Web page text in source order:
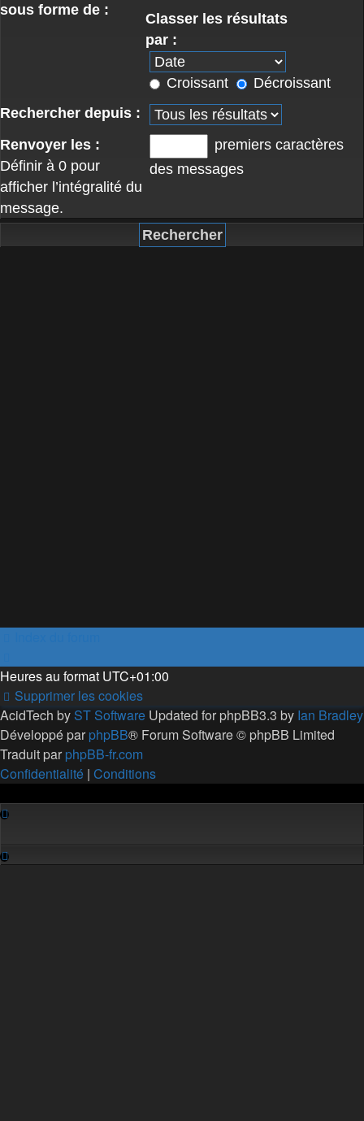
sous forme de :
Classer les résultats
par :
Croissant
Décroissant
Rechercher depuis :
Renvoyer les :
Définir à 0 pour
afficher l’intégralité du
message.
premiers caractères
des messages
Heures au format UTC+01:00
Supprimer les cookies
AcidTech by ST Software Updated for phpBB3.3 by Ian Bradley
Développé par phpBB® Forum Software © phpBB Limited
Traduit par phpBB-fr.com
Confidentialité | Conditions